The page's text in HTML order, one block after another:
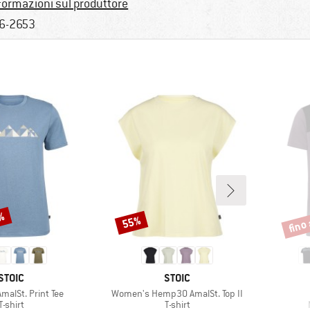
sul produttore
2653
Print Tee
di prodotti
shirt
MARCHIO
STOIC
Articolo
Women's Hemp30 AmalSt. Top II
Gruppo di prodotti
T-shirt
Sconto
55% fino